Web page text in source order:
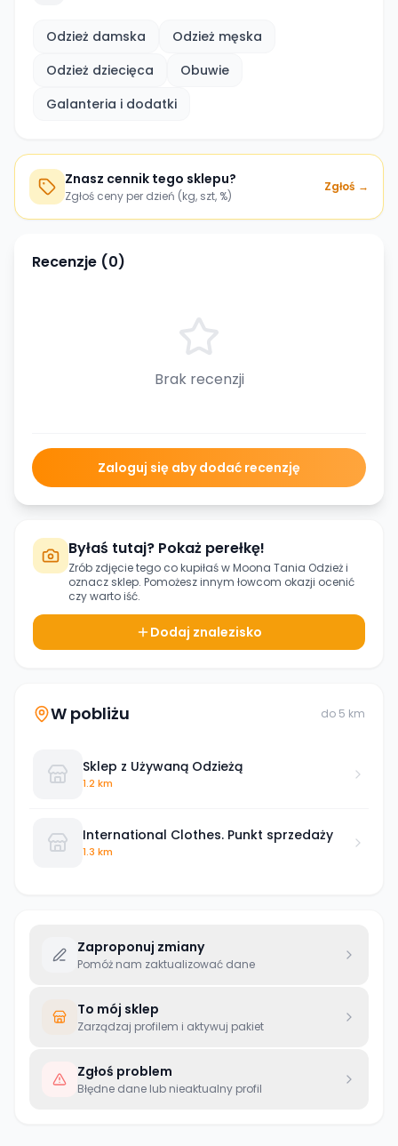
Odzież damska
Odzież męska
Odzież dziecięca
Obuwie
Galanteria i dodatki
Znasz cennik tego sklepu?
Zgłoś ceny per dzień (kg, szt, %)
Zgłoś →
Recenzje (0)
Brak recenzji
Zaloguj się aby dodać recenzję
Byłaś tutaj? Pokaż perełkę!
Zrób zdjęcie tego co kupiłaś wMoona Tania Odzieżi
oznacz sklep. Pomożesz innym łowcom okazji ocenić
czy warto iść.
Dodaj znalezisko
W pobliżu do 5 km
Sklep z Używaną Odzieżą
1.2 km
International Clothes. Punkt sprzedaży
1.3 km
Zaproponuj zmiany
Pomóż nam zaktualizować dane
To mój sklep
Zarządzaj profilem i aktywuj pakiet
Zgłoś problem
Błędne dane lub nieaktualny profil